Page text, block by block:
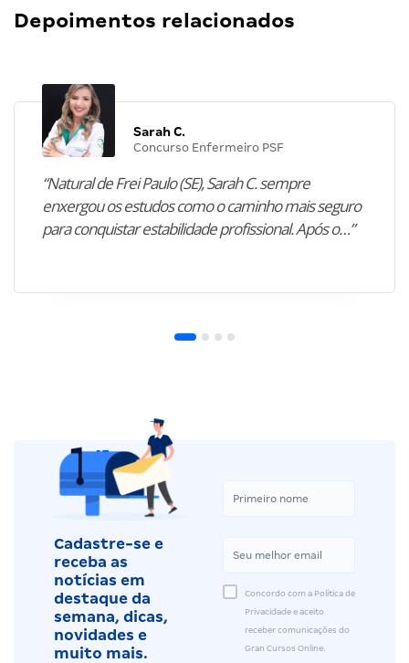
Depoimentos relacionados
Sarah C.
Concurso Enfermeiro PSF
“Natural de Frei Paulo (SE), Sarah C. sempre
enxergou os estudos como o caminho mais seguro
para conquistar estabilidade profissional. Após o…”
Cadastre-se e
receba as
notícias em
destaque da
semana, dicas,
novidades e
muito mais.
Concordo com a Política de
Privacidade e aceito
receber comunicações do
Gran Cursos Online.